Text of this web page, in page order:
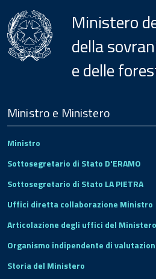
Ministero
della
e delle
Footer
Ministro e Ministero
Ministro
Sottosegretario di Stato D'ERAMO
Sottosegretario di Stato LA PIETRA
Uffici diretta collaborazione Ministro
Articolazione degli uffici del Ministero
Organismo indipendente di
Storia del Ministero